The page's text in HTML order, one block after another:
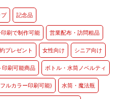
記念品
刷で制作可能 営業配布・訪問粗品
プレゼント 女性向け シニア向け
印刷可能商品 ボトル・水筒ノベルティ
ルカラー印刷可能) 水筒・魔法瓶